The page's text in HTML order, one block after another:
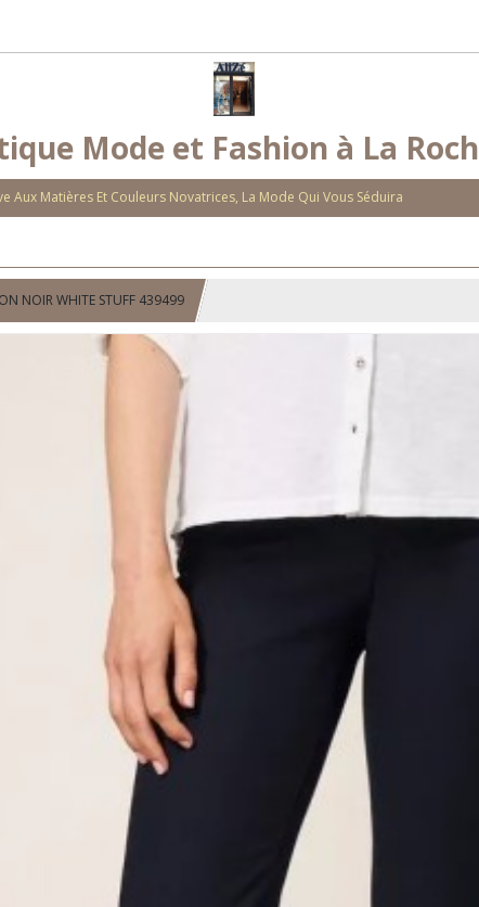
Mode et Fashion à La
Aux Matières Et Couleurs Novatrices, La Mode Qui Vous Séduira
NOIR WHITE STUFF 439499